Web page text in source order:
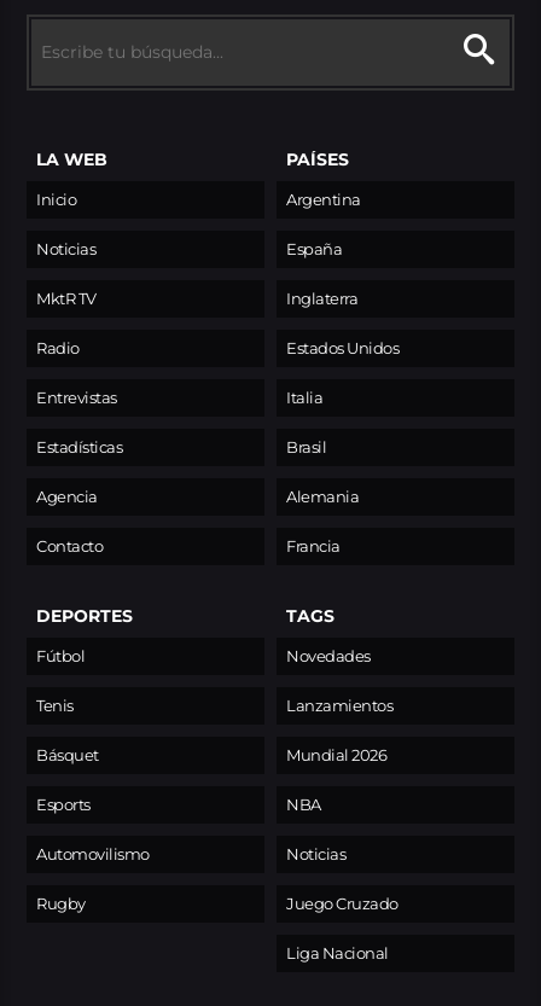
LA WEB
Inicio
Noticias
MktR TV
Radio
Entrevistas
Estadísticas
Agencia
Contacto
PAÍSES
Argentina
España
Inglaterra
Estados Unidos
Italia
Brasil
Alemania
Francia
DEPORTES
Fútbol
Tenis
Básquet
Esports
Automovilismo
Rugby
TAGS
Novedades
Lanzamientos
Mundial 2026
NBA
Noticias
Juego Cruzado
Liga Nacional